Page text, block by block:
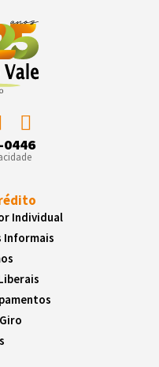
0446
Individual
Informais